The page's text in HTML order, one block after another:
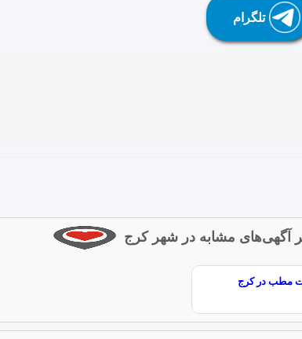
تلگرام
آگهی‌های مشابه در شهر کرج
مطب در کرج